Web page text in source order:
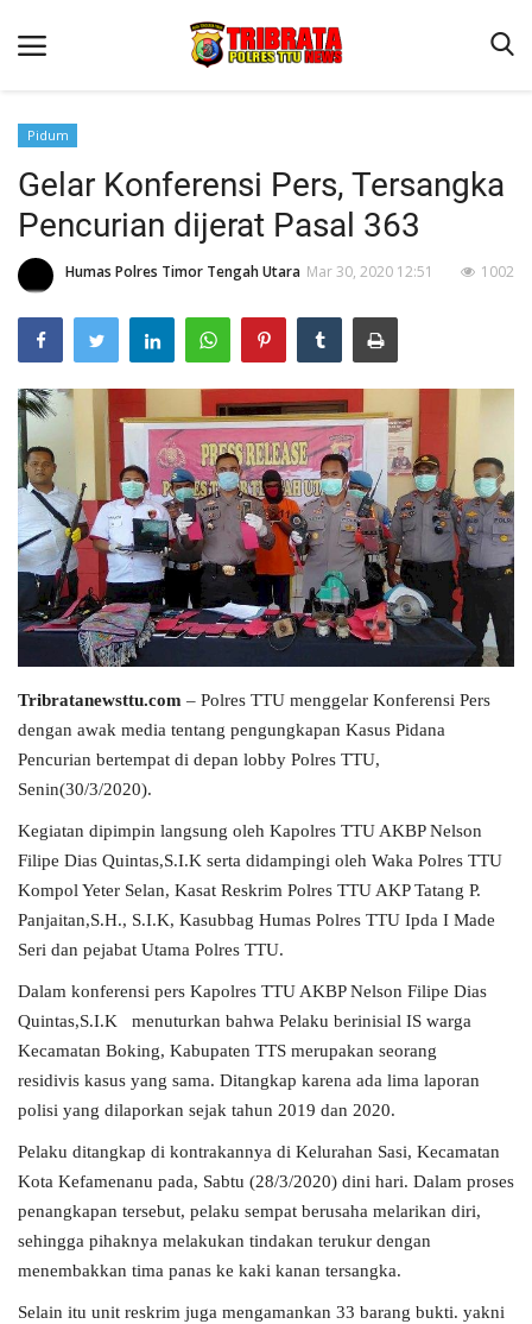
Beranda
Terms & Conditions
Reskrim
Binkam
Lantas
OPINI
Pidum
Gelar Konferensi Pers, Tersangka
Pencurian dijerat Pasal 363
Humas Polres Timor Tengah Utara Mar 30, 2020 12:51 1002
Tribratanewsttu.com – Polres TTU menggelar Konferensi Pers
dengan awak media tentang pengungkapan Kasus Pidana
Pencurian bertempat di depan lobby Polres TTU,
Senin(30/3/2020).
Kegiatan dipimpin langsung oleh Kapolres TTU AKBP Nelson
Filipe Dias Quintas,S.I.K serta didampingi oleh Waka Polres TTU
Kompol Yeter Selan, Kasat Reskrim Polres TTU AKP Tatang P.
Panjaitan,S.H., S.I.K, Kasubbag Humas Polres TTU Ipda I Made
Seri dan pejabat Utama Polres TTU.
Dalam konferensi pers Kapolres TTU AKBP Nelson Filipe Dias
Quintas,S.I.K menuturkan bahwa Pelaku berinisial IS warga
Kecamatan Boking, Kabupaten TTS merupakan seorang
residivis kasus yang sama. Ditangkap karena ada lima laporan
polisi yang dilaporkan sejak tahun 2019 dan 2020.
Pelaku ditangkap di kontrakannya di Kelurahan Sasi, Kecamatan
Kota Kefamenanu pada, Sabtu (28/3/2020) dini hari. Dalam proses
penangkapan tersebut, pelaku sempat berusaha melarikan diri,
sehingga pihaknya melakukan tindakan terukur dengan
menembakkan tima panas ke kaki kanan tersangka.
Selain itu unit reskrim juga mengamankan 33 barang bukti. yakni